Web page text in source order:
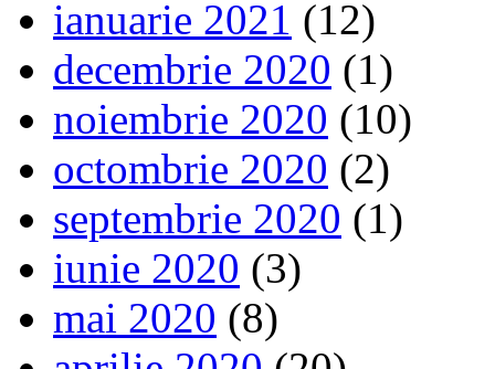
ianuarie 2021 (12)
decembrie 2020 (1)
noiembrie 2020 (10)
octombrie 2020 (2)
septembrie 2020 (1)
iunie 2020 (3)
mai 2020 (8)